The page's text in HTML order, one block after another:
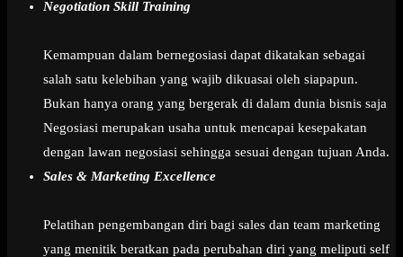
Negotiation Skill Training
Kemampuan dalam bernegosiasi dapat dikatakan sebagai
salah satu kelebihan yang wajib dikuasai oleh siapapun.
Bukan hanya orang yang bergerak di dalam dunia bisnis saja
Negosiasi merupakan usaha untuk mencapai kesepakatan
dengan lawan negosiasi sehingga sesuai dengan tujuan Anda.
Sales & Marketing Excellence
Pelatihan pengembangan diri bagi sales dan team marketing
yang menitik beratkan pada perubahan diri yang meliputi self